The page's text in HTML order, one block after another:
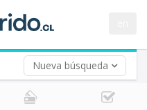
Nueva búsqueda